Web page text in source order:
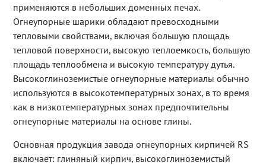
применяются в небольших доменных печах.
Огнеупорные шарики обладают превосходными
тепловыми свойствами, включая большую площадь
тепловой поверхности, высокую теплоемкость, большую
площадь теплообмена и высокую температуру дутья.
Высокоглиноземистые огнеупорные материалы обычно
используются в высокотемпературных зонах, в то время
как в низкотемпературных зонах предпочтительны
огнеупорные материалы на основе глины.
Основная продукция завода огнеупорных кирпичей RS
включает: глиняный кирпич, высокоглиноземистый